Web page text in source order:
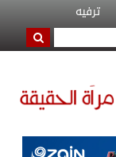
ترفيه